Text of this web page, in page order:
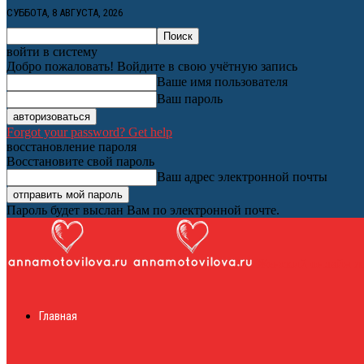
СУББОТА, 8 АВГУСТА, 2026
войти в систему
Добро пожаловать! Войдите в свою учётную запись
Ваше имя пользователя
Ваш пароль
Forgot your password? Get help
восстановление пароля
Восстановите свой пароль
Ваш адрес электронной почты
Пароль будет выслан Вам по электронной почте.
Главная